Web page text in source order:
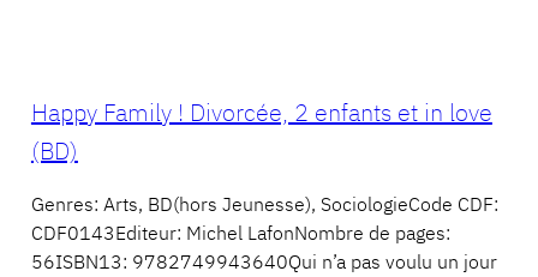
Happy Family ! Divorcée, 2 enfants et in love
(BD)
Genres: Arts, BD(hors Jeunesse), SociologieCode CDF:
CDF0143Editeur: Michel LafonNombre de pages:
56ISBN13: 9782749943640Qui n’a pas voulu un jour